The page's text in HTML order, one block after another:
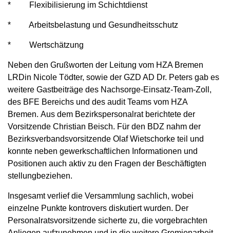
* Flexibilisierung im Schichtdienst
* Arbeitsbelastung und Gesundheitsschutz
* Wertschätzung
Neben den Grußworten der Leitung vom HZA Bremen
LRDin Nicole Tödter, sowie der GZD AD Dr. Peters gab es
weitere Gastbeiträge des Nachsorge-Einsatz-Team-Zoll,
des BFE Bereichs und des audit Teams vom HZA
Bremen. Aus dem Bezirkspersonalrat berichtete der
Vorsitzende Christian Beisch. Für den BDZ nahm der
Bezirksverbandsvorsitzende Olaf Wietschorke teil und
konnte neben gewerkschaftlichen Informationen und
Positionen auch aktiv zu den Fragen der Beschäftigten
stellungbeziehen.
Insgesamt verlief die Versammlung sachlich, wobei
einzelne Punkte kontrovers diskutiert wurden. Der
Personalratsvorsitzende sicherte zu, die vorgebrachten